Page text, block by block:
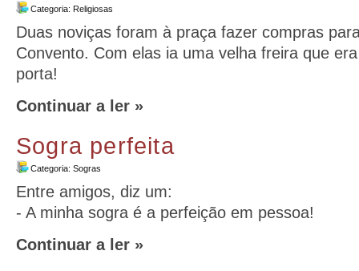
Categoria: Religiosas
Duas noviças foram à praça fazer compras
Convento. Com elas ia uma velha freira que
porta!
Continuar a ler »
Sogra perfeita
Categoria: Sogras
Entre amigos, diz um:
- A minha sogra é a perfeição em pessoa!
Continuar a ler »